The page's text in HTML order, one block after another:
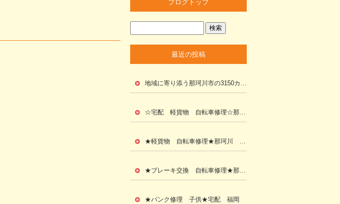
ブログトップ
最近の投稿
地域に寄り添う那珂川市の3150カンパニー｜お客様の笑顔が私たちのやりがいです！
☆宅配 軽貨物 自転車修理☆那珂川 大野城 春日
★軽貨物 自転車修理★那珂川 福岡
★ブレーキ交換 自転車修理★那珂川市 配達
★パンク修理 子供★宅配 福岡